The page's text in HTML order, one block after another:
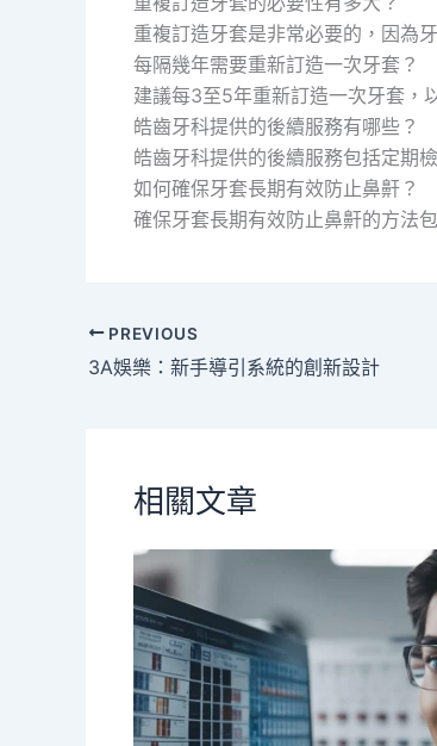
重複訂造牙套是非常必要的，因為
每隔幾年需要重新訂造一次牙套？
建議每3至5年重新訂造一次牙套，
皓齒牙科提供的後續服務有哪些？
皓齒牙科提供的後續服務包括定期
如何確保牙套長期有效防止鼻鼾？
確保牙套長期有效防止鼻鼾的方法
PREVIOUS
3A娛樂：新手導引系統的創新設計
相關文章